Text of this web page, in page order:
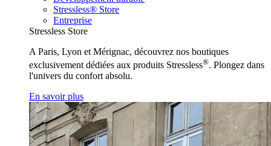
Stressless® Store
Entreprise
Stressless Store
A Paris, Lyon et Mérignac, découvrez nos boutiques
exclusivement dédiées aux produits Stressless®. Plongez dans
l'univers du confort absolu.
En savoir plus